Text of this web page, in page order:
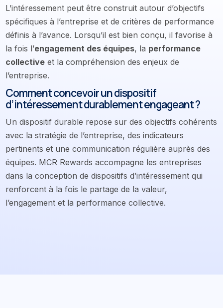
L’intéressement peut être construit autour d’objectifs
spécifiques à l’entreprise et de critères de performance
définis à l’avance. Lorsqu’il est bien conçu, il favorise à
la fois l’engagement des équipes, la performance
collective et la compréhension des enjeux de
l’entreprise.
Comment concevoir un dispositif
d’intéressement durablement engageant ?
Un dispositif durable repose sur des objectifs cohérents
avec la stratégie de l’entreprise, des indicateurs
pertinents et une communication régulière auprès des
équipes. MCR Rewards accompagne les entreprises
dans la conception de dispositifs d’intéressement qui
renforcent à la fois le partage de la valeur,
l’engagement et la performance collective.